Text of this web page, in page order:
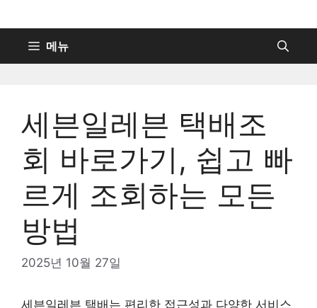
텐
로
메뉴
세븐일레븐 택배조
회 바로가기, 쉽고 빠
르게 조회하는 모든
방법
2025년 10월 27일
세븐일레븐 택배는 편리한 접근성과 다양한 서비스